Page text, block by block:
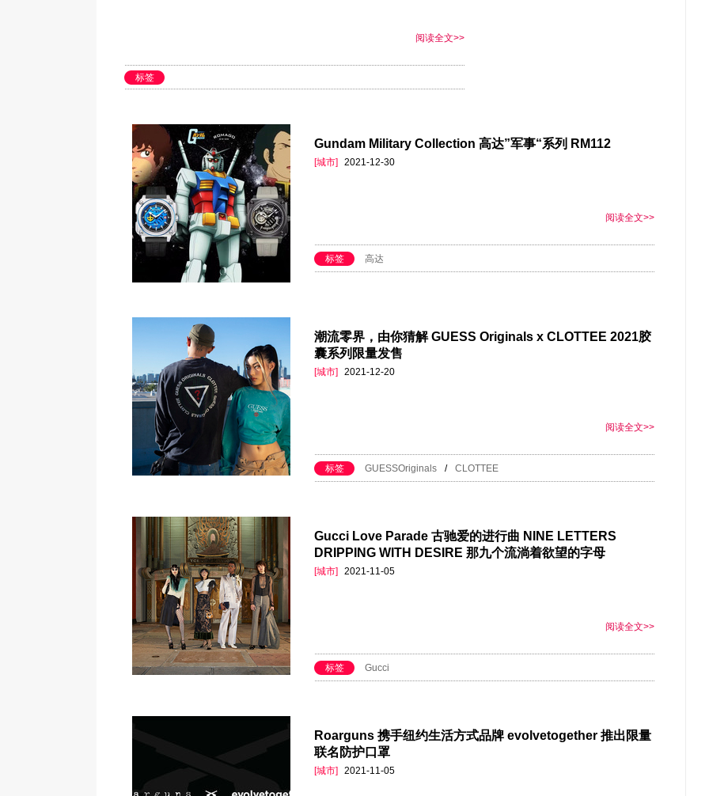
阅读全文>>
标签
Gundam Military Collection 高达”军事“系列 RM112
[城市] 2021-12-30
阅读全文>>
标签 高达
潮流零界，由你猜解 GUESS Originals x CLOTTEE 2021胶
囊系列限量发售
[城市] 2021-12-20
阅读全文>>
标签 GUESSOriginals / CLOTTEE
Gucci Love Parade 古驰爱的进行曲 NINE LETTERS
DRIPPING WITH DESIRE 那九个流淌着欲望的字母
[城市] 2021-11-05
阅读全文>>
标签 Gucci
Roarguns 携手纽约生活方式品牌 evolvetogether 推出限量
联名防护口罩
[城市] 2021-11-05